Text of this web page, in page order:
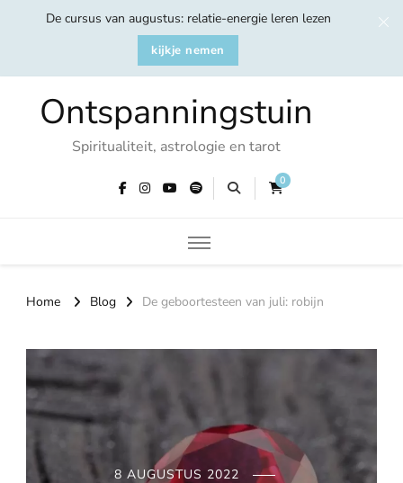
De cursus van augustus: relatie-energie leren lezen
kijkje nemen
Ontspanningstuin
Spiritualiteit, astrologie en tarot
0
Home Blog De geboortesteen van juli: robijn
8 AUGUSTUS 2022